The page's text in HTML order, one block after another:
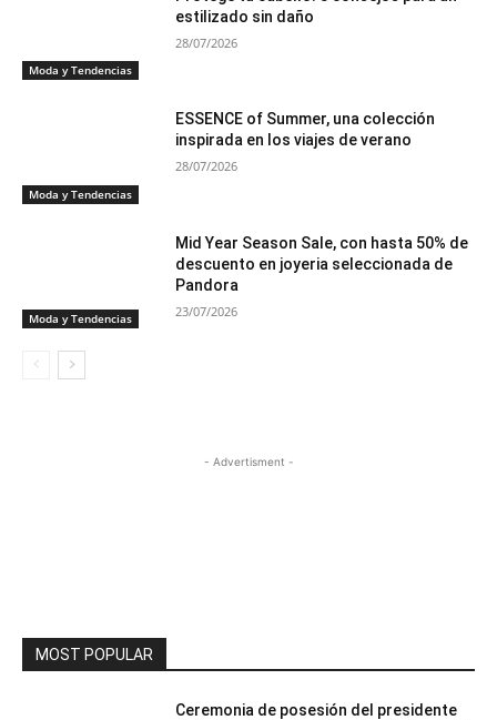
Moda y Tendencias
estilizado sin daño
28/07/2026
Moda y Tendencias
ESSENCE of Summer, una colección
inspirada en los viajes de verano
28/07/2026
Moda y Tendencias
Mid Year Season Sale, con hasta 50% de
descuento en joyeria seleccionada de
Pandora
23/07/2026
- Advertisment -
MOST POPULAR
Ceremonia de posesión del presidente